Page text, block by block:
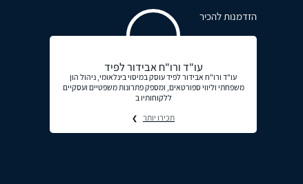
הזדמנות להכיר
עו"ד ורו"ח אבידור לפיד
עו"ד ורו"ח אבידור לפיד עוסק במיסוי בינלאומי, ניהול הון
משפחתי וליווי ספורטאים, ומספק פתרונות משפטיים ועסקיים
ללקוחותיו ב
תכירו יותר